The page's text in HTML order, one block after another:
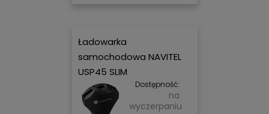
Ładowarka
samochodowa NAVITEL
USP45 SLIM
Dostępność:
na
wyczerpaniu